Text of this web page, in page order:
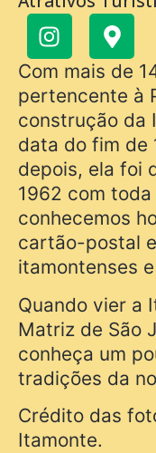
Com mais de
pertencente à
construção da
data do fim de
depois, ela foi
1962 com
conhecemos
cartão-postal
itamontenses
Quando vier a
Matriz de São
conheça um
tradições da
Crédito das
Itamonte.